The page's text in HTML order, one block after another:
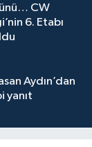
CW
6. Etabı
Aydın’dan
yanıt